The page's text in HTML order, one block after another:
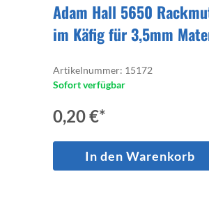
Adam Hall 5650
im Käfig für 3,5mm
Artikelnummer: 15172
Sofort verfügbar
0,20 €*
In den Warenkorb